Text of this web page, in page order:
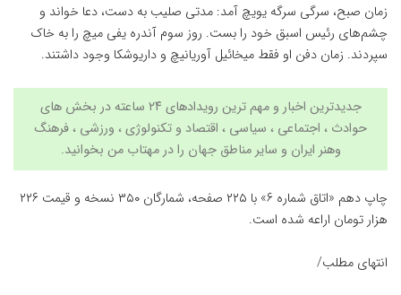
زمان صبح، سرگی سرگه یویچ آمد: مدتی صلیب به دست، دعا خواند و
چشم‌های رئیس اسبق خود را بست. روز سوم آندره یفی میچ را به خاک
سپردند. زمان دفن او فقط میخائیل آوریانیچ و داریوشکا وجود داشتند.
جدیدترین اخبار و مهم ترین رویدادهای ۲۴ ساعته در بخش های
حوادث ، اجتماعی ، سیاسی ، اقتصاد و تکنولوژی، ورزشی ، فرهنگ
وهنر ایران و سایر مناطق جهان را در مهتاب من بخوانید.
چاپ دهم «اتاق شماره ۶» با ۲۲۵ صفحه، شمارگان ۳۵۰ نسخه و قیمت ۲۲۶
هزار تومان اراعه شده است.
انتهای مطلب/